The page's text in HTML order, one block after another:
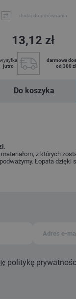
dodaj do porównania
13,12 zł
wysyłka
jutro
darmowa
od 300 zł
Do koszyka
z których
Łopata dzięki
politykę